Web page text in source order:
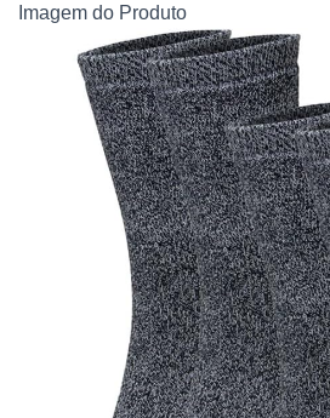
Imagem do Produto